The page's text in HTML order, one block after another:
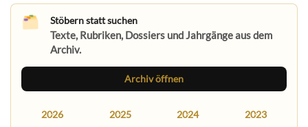
Stöbern statt suchen
Texte, Rubriken, Dossiers und Jahrgänge aus dem
Archiv.
Archiv öffnen
2026 2025 2024 2023